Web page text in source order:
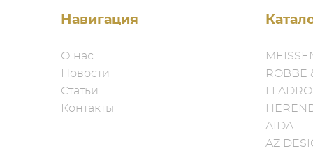
Навигация
О нас
Новости
Статьи
Контакты
ROBBE
LLADRO
AIDA
AZ